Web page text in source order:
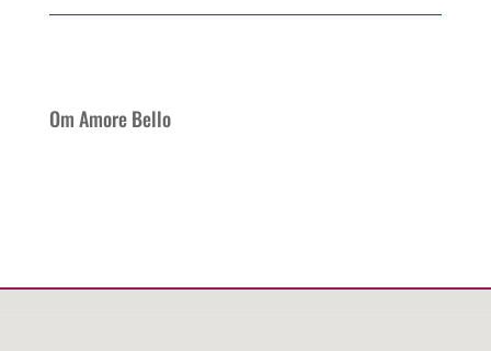
Om Amore Bello